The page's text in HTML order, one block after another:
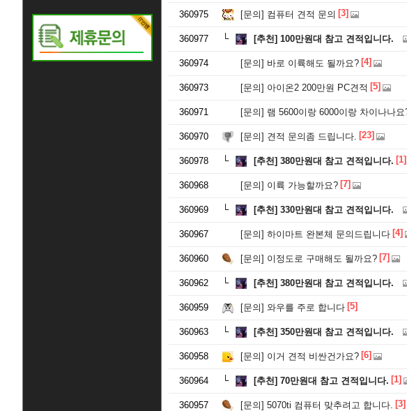
360975 [문의] 컴퓨터 견적 문의 [3]
360977 [추천] 100만원대 참고 견적입니다.
360974 [문의] 바로 이륙해도 될까요? [4]
360973 [문의] 아이온2 200만원 PC견적 [5]
360971 [문의] 램 5600이랑 6000이랑 차이나나요
360970 [문의] 견적 문의좀 드립니다. [23]
360978 [추천] 380만원대 참고 견적입니다. [1]
360968 [문의] 이륙 가능할까요? [7]
360969 [추천] 330만원대 참고 견적입니다.
360967 [문의] 하이마트 완본체 문의드립니다 [4]
360960 [문의] 이정도로 구매해도 될까요? [7]
360962 [추천] 380만원대 참고 견적입니다.
360959 [문의] 와우를 주로 합니다 [5]
360963 [추천] 350만원대 참고 견적입니다.
360958 [문의] 이거 견적 비싼건가요? [6]
360964 [추천] 70만원대 참고 견적입니다. [1]
360957 [문의] 5070ti 컴퓨터 맞추려고 합니다. [3]